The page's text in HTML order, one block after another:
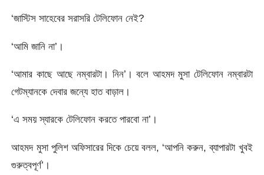
‘জাস্টিস সাহেবের সরাসরি টেলিফোন নেই?
‘আমি জানি না’।
‘আমার কাছে আছে নম্বারটা। নিন’। বলে আহমদ মুসা টেলিফোন নম্বারটা
গেটম্যানকে দেবার জন্যে হাত বাড়াল।
‘এ সময় স্যারকে টেলিফোন করতে পারবো না’।
আহমদ মুসা পুলিশ অফিসারের দিকে চেয়ে বলল, ‘আপনি করুন, ব্যাপারটা খুবই
গুরুত্বপূর্ণ’।